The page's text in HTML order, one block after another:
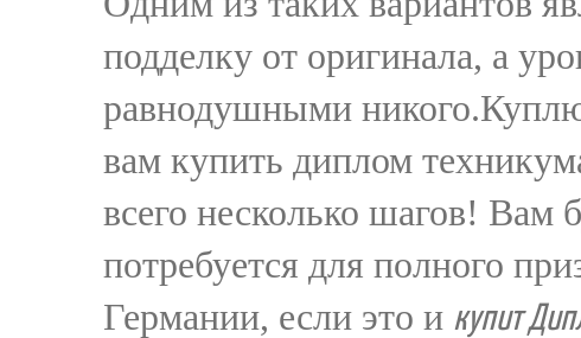
подделку от оригинала, а
равнодушными
вам купить диплом
всего несколько шагов! Вам
потребуется для полного
Германии, если это и купит